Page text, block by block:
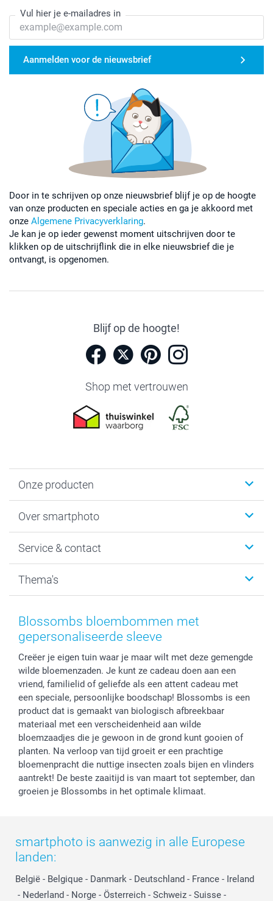
Vul hier je e-mailadres in
Aanmelden voor de nieuwsbrief
Door in te schrijven op onze nieuwsbrief blijf je op de hoogte
van onze producten en speciale acties en ga je akkoord met
onze Algemene Privacyverklaring.
Je kan je op ieder gewenst moment uitschrijven door te
klikken op de uitschrijflink die in elke nieuwsbrief die je
ontvangt, is opgenomen.
Blijf op de hoogte!
Shop met vertrouwen
Onze producten
Fotoboeken
Fotocadeaus
Kaarten
Over smartphoto
Vacatures
Bestelproces
Herroepingsrecht
Privacy
Reviews
Prijslijst
Investor Relations
Service & contact
Tevredenheidsgarantie
Mijn orderstatus
smartbonus
service@smartphoto.nl
Affiliate partnerprogramma
Partnerships
Influencer partnerprogramma
Thema's
Baby
Moederdag
Huwelijk
Blossombs bloembommen met
gepersonaliseerde sleeve
Creëer je eigen tuin waar je maar wilt met deze gemengde
wilde bloemenzaden. Je kunt ze cadeau doen aan een
vriend, familielid of geliefde als een attent cadeau met
een speciale, persoonlijke boodschap! Blossombs is een
product dat is gemaakt van biologisch afbreekbaar
materiaal met een verscheidenheid aan wilde
bloemzaadjes die je gewoon in de grond kunt gooien of
planten. Na verloop van tijd groeit er een prachtige
bloemenpracht die nuttige insecten zoals bijen en vlinders
aantrekt! De beste zaaitijd is van maart tot september, dan
groeien je Blossombs in het optimale klimaat.
smartphoto is aanwezig in alle Europese
landen:
België - Belgique - Danmark - Deutschland - France - Ireland
- Nederland - Norge - Österreich - Schweiz - Suisse -